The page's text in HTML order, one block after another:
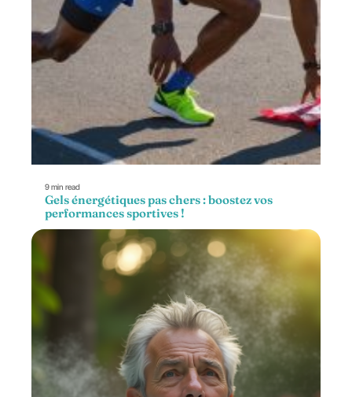
9 min read
Gels énergétiques pas chers : boostez vos
performances sportives !